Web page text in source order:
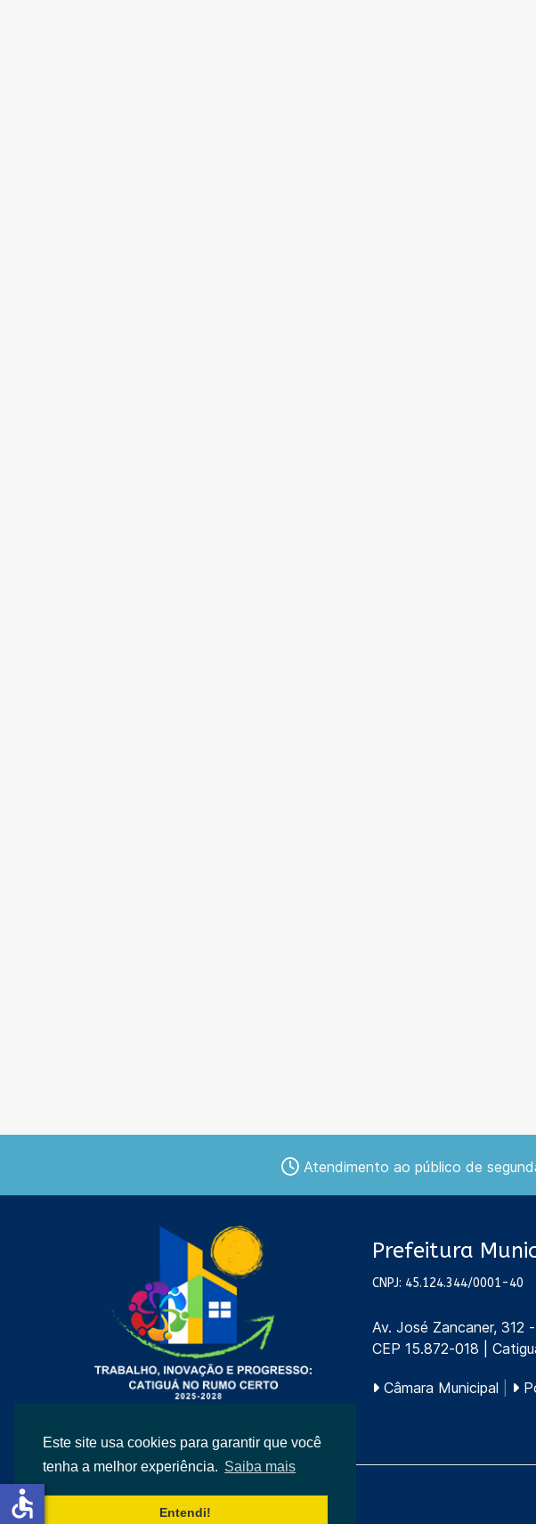
Este site usa cookies para garantir que você
tenha a melhor experiência. Saiba mais
Entendi!
Atendimento ao público de
Prefeitura
CNPJ: 45.124.344/0001-40
Av. José Zancaner, 312
CEP 15.872-018 |
Câmara Municipal
accessible